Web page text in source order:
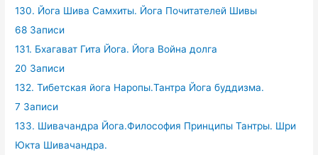
130. Йога Шива Самхиты. Йога Почитателей Шивы
68 Записи
131. Бхагават Гита Йога. Йога Война долга
20 Записи
132. Тибетская йога Наропы.Тантра Йога буддизма.
7 Записи
133. Шивачандра Йога.Философия Принципы Тантры. Шри
Юкта Шивачандра.